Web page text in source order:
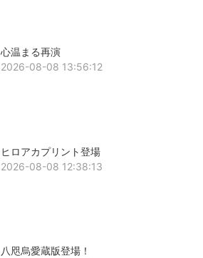
心温まる再演
2026-08-08 13:56:12
ヒロアカプリント登場
2026-08-08 12:38:13
八咫烏愛蔵版登場！